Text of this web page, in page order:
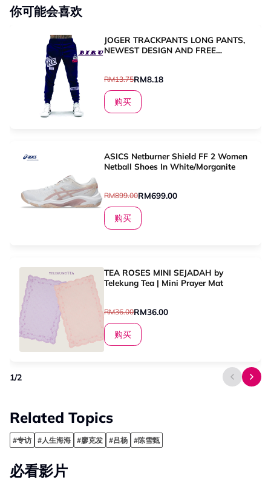
你可能会喜欢
JOGER TRACKPANTS LONG PANTS,
NEWEST DESIGN AND FREE
RM13.75RM8.18
购买
ASICS Netburner Shield FF 2 Women
Netball Shoes In White/Morganite
RM899.00RM699.00
购买
TEA ROSES MINI SEJADAH by
Telekung Tea | Mini Prayer Mat
RM36.00RM36.00
购买
1/2
Related Topics
#专访 #人生海海 #廖克发 #吕杨 #陈雪甄
必看影片